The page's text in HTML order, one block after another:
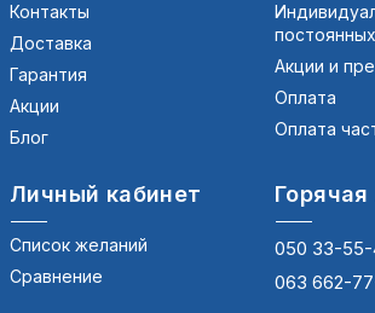
Контакты
Доставка
Гарантия
Акции
Блог
Акции и
Оплата
Оплата
Личный кабинет
Список желаний
Сравнение
050 33-
063 662-